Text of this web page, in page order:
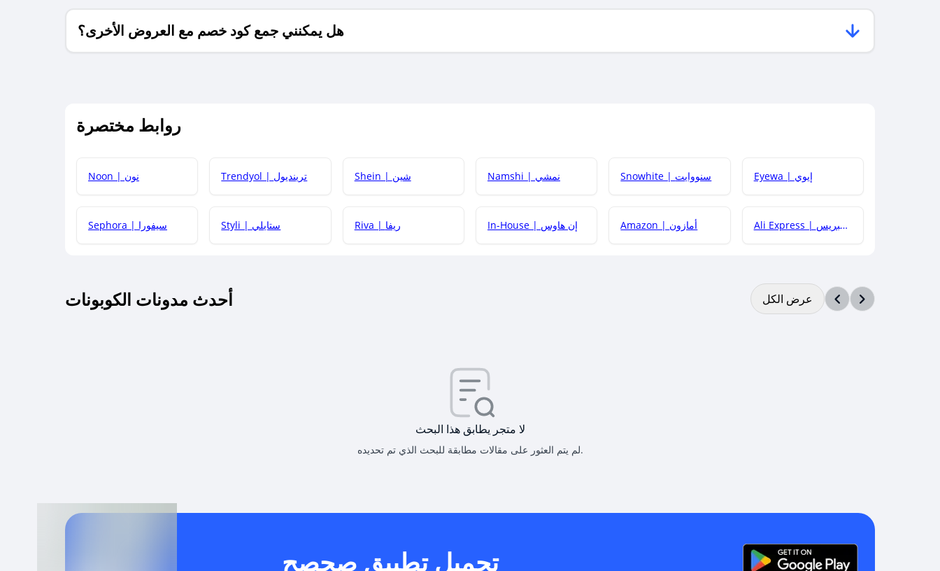
هل يمكنني جمع كود خصم مع العروض الأخرى؟
روابط مختصرة
Noon | نون Trendyol | ترينديول Shein | شين Namshi | نمشي Snowhite | سنووايت Eyewa | إيوي
Sephora | سيفورا Styli | ستايلي Riva | ريفا In-House | إن هاوس Amazon | أمازون Ali Express | علي إكسبريس
أحدث مدونات الكوبونات عرض الكل
لا متجر يطابق هذا البحث
لم يتم العثور على مقالات مطابقة للبحث الذي تم تحديده.
تحميل تطبيق صحصح